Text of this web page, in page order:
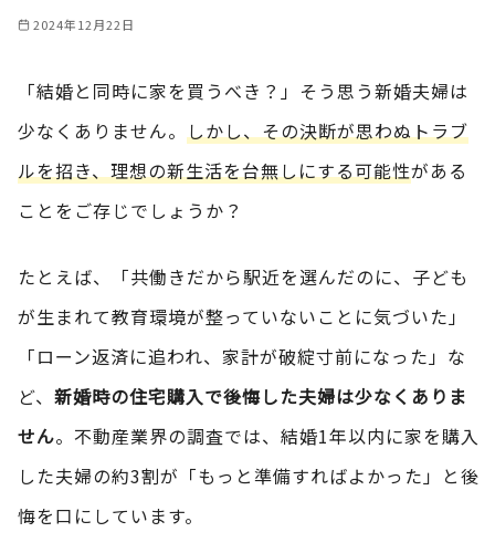
2024年12月22日
「結婚と同時に家を買うべき？」そう思う新婚夫婦は
少なくありません。 しかし、その決断が思わぬトラブ
ルを招き、理想の新生活を台無しにする可能性がある
ことをご存じでしょうか？
たとえば、「共働きだから駅近を選んだのに、子ども
が生まれて教育環境が整っていないことに気づいた」
「ローン返済に追われ、家計が破綻寸前になった」な
ど、 新婚時の住宅購入で後悔した夫婦は少なくありま
せん。不動産業界の調査では、結婚1年以内に家を購入
した夫婦の約3割が「もっと準備すればよかった」と後
悔を口にしています。